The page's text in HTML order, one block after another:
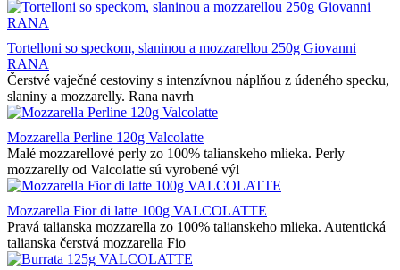
Tortelloni so speckom, slaninou a mozzarellou 250g Giovanni
RANA
Čerstvé vaječné cestoviny s intenzívnou náplňou z údeného specku,
slaniny a mozzarelly. Rana navrh
Mozzarella Perline 120g Valcolatte
Malé mozzarellové perly zo 100% talianskeho mlieka. Perly
mozzarelly od Valcolatte sú vyrobené výl
Mozzarella Fior di latte 100g VALCOLATTE
Pravá talianska mozzarella zo 100% talianskeho mlieka. Autentická
talianska čerstvá mozzarella Fio